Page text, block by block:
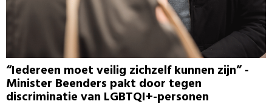
“Iedereen moet veilig zichzelf kunnen zijn” -
Minister Beenders pakt door tegen
discriminatie van LGBTQI+-personen